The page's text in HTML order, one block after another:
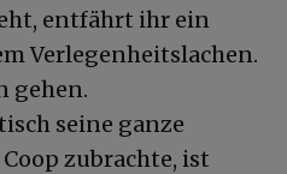
entfährt ihr ein
Verlegenheitslachen.
gehen.
seine ganze
zubrachte, ist